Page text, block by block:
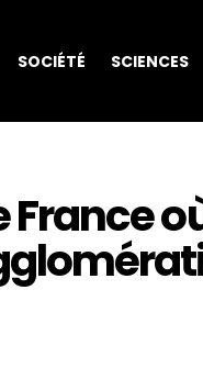
SOCIÉTÉ SCIENCES